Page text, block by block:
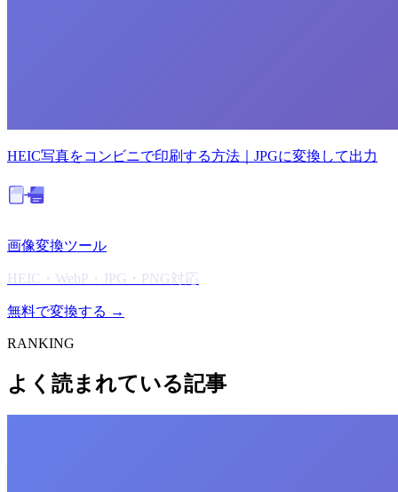
HEIC写真をコンビニで印刷する方法｜JPGに変換して出力
画像変換ツール
HEIC・WebP・JPG・PNG対応
無料で変換する →
RANKING
よく読まれている記事